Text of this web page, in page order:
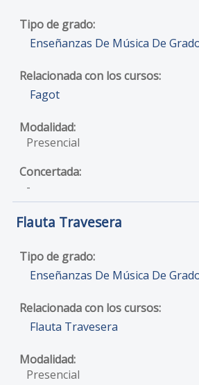
Enseñanzas De Música De
Fagot
Presencial
-
Flauta Travesera
Enseñanzas De Música De
Flauta Travesera
Presencial